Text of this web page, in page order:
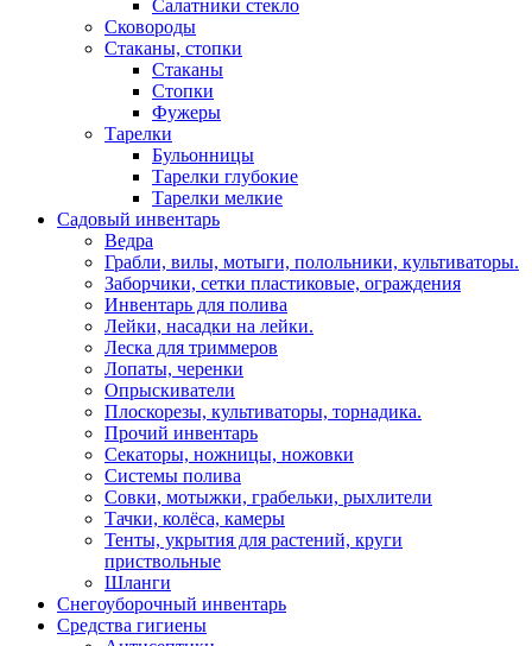
Салатники стекло
Сковороды
Стаканы, стопки
Стаканы
Стопки
Фужеры
Тарелки
Бульонницы
Тарелки глубокие
Тарелки мелкие
Садовый инвентарь
Ведра
Грабли, вилы, мотыги, полольники, культиваторы.
Заборчики, сетки пластиковые, ограждения
Инвентарь для полива
Лейки, насадки на лейки.
Леска для триммеров
Лопаты, черенки
Опрыскиватели
Плоскорезы, культиваторы, торнадика.
Прочий инвентарь
Секаторы, ножницы, ножовки
Системы полива
Совки, мотыжки, грабельки, рыхлители
Тачки, колёса, камеры
Тенты, укрытия для растений, круги
приствольные
Шланги
Снегоуборочный инвентарь
Средства гигиены